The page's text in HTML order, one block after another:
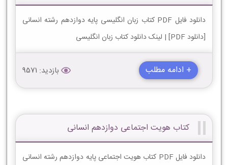
دانلود فایل PDF کتاب زبان انگلیسی پایه دوازدهم رشته انسانی
[دانلود PDF] | لینک دانلود کتاب زبان انگلیسی
+ ادامه مطلب بازدید: 9571
کتاب هویت اجتماعی دوازدهم انسانی
دانلود فایل PDF کتاب هویت اجتماعی پایه دوازدهم رشته انسانی